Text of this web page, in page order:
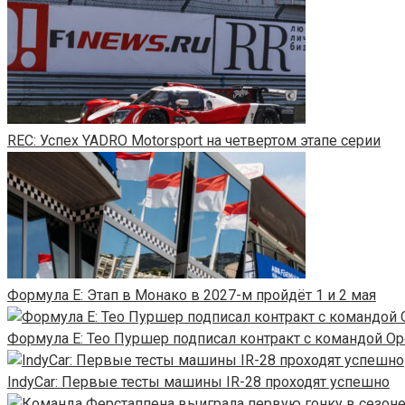
REC: Успех YADRO Motorsport на четвертом этапе серии
Формула E: Этап в Монако в 2027-м пройдёт 1 и 2 мая
Формула E: Тео Пуршер подписал контракт с командой
IndyCar: Первые тесты машины IR-28 проходят успешно